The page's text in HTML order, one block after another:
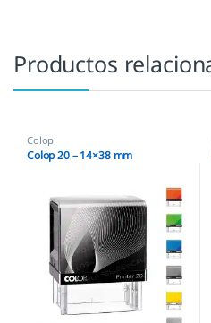
Productos
Colop
Colop 20 – 14×38 mm